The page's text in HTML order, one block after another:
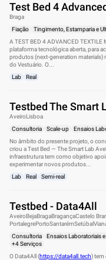
Test Bed 4
Lab Real
Braga
Fiação
Tingimento, Estamparia e
A TEST BED 4 ADVANCED
plataforma tecnológica aberta, para
produtos (next-generation materials)
do Vestuário. O...
Testbed The Smart
Lab Real Semi-real
AveiroLisboa
Consultoria
Scale-up Ensaios
No âmbito do presente projeto, o
criou a Test Bed — The Smart Lab
infraestrutura tem como objetivo
experimentar novos produtos...
Testbed - Data4All
AveiroBejaBragaBragançaCastelo
PortalegrePortoSantarémSetúbal
Consultoria
Ensaios Laboratoriais
+4 Serviços
O Data4All (https://data4all.tech) tem